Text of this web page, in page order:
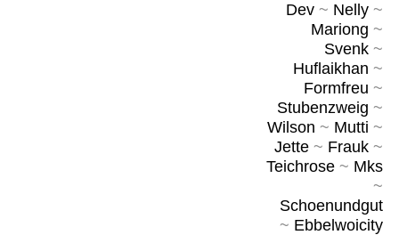
Dev~ Nelly~
Mariong ~
Svenk~
Huflaikhan ~
Formfreu ~
Stubenzweig ~
Wilson ~ Mutti ~
Jette~ Frauk~
Teichrose~ Mks
~
Schoenundgut
~ Ebbelwoicity